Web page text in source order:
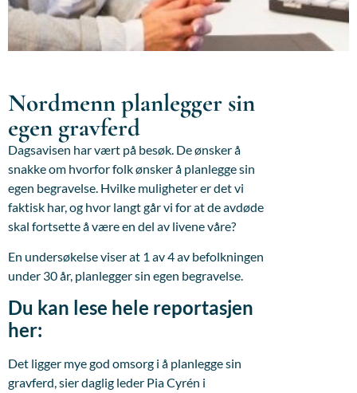
Nordmenn planlegger sin
egen gravferd
Dagsavisen har vært på besøk. De ønsker å
snakke om hvorfor folk ønsker å planlegge sin
egen begravelse. Hvilke muligheter er det vi
faktisk har, og hvor langt går vi for at de avdøde
skal fortsette å være en del av livene våre?
En undersøkelse viser at 1 av 4 av befolkningen
under 30 år, planlegger sin egen begravelse.
Du kan lese hele reportasjen
her:
Det ligger mye god omsorg i å planlegge sin
gravferd, sier daglig leder Pia Cyrén i